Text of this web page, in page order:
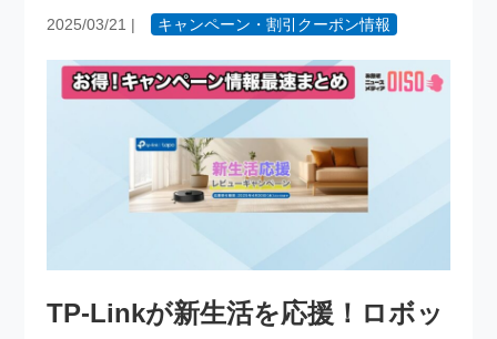
2025/03/21 | キャンペーン・割引クーポン情報
TP-Linkが新生活を応援！ロボッ